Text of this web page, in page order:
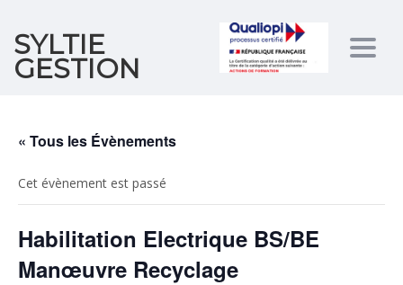
SYLTIE
GESTION
« Tous les Évènements
Cet évènement est passé
Habilitation Electrique BS/BE
Manœuvre Recyclage